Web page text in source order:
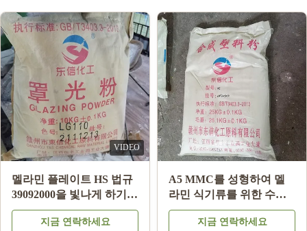
VIDEO
멜라민 플레이트 HS 법규
39092000을 빛나게 하기
위한 분유 제조들에 글레
이즈를 바르는 LG220 멜
지금 연락하세요
A5 MMC를 성형하여 멜
라민 식기류를 위한 수지
원료 분말을 본뜨는 멜라
민 화학지금 연락하세요